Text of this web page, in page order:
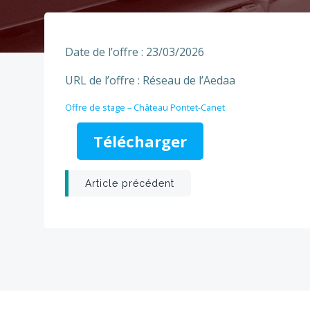
Date de l’offre : 23/03/2026
URL de l’offre : Réseau de l’Aedaa
Offre de stage – Château Pontet-Canet
Télécharger
Post
Article précédent